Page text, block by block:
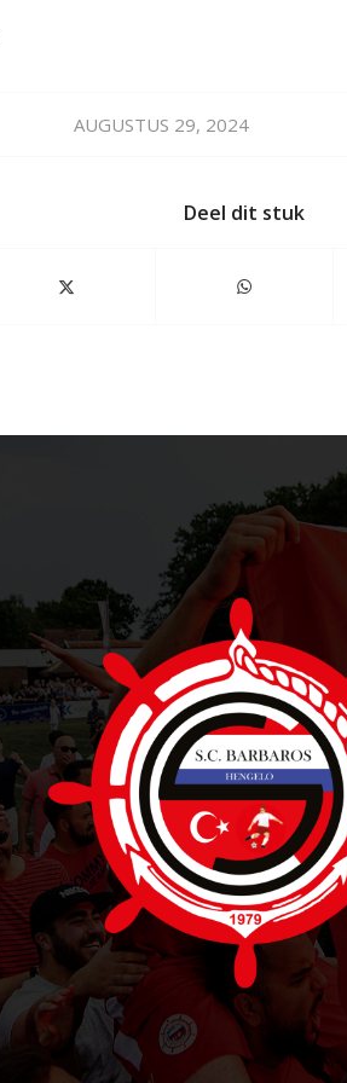
AUGUSTUS 29, 2024
Deel dit stuk